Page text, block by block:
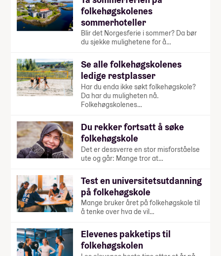
folkehøgskolenes
sommerhoteller
Blir det Norgesferie i sommer? Da bør
du sjekke mulighetene for å…
Se alle folkehøgskolenes
ledige restplasser
Har du enda ikke søkt folkehøgskole?
Da har du muligheten nå.
Folkehøgskolenes…
Du rekker fortsatt å søke
folkehøgskole
Det er dessverre en stor misforståelse
ute og går: Mange tror at…
Test en universitetsutdanning
på folkehøgskole
Mange bruker året på folkehøgskole til
å tenke over hva de vil…
Elevenes pakketips til
folkehøgskolen